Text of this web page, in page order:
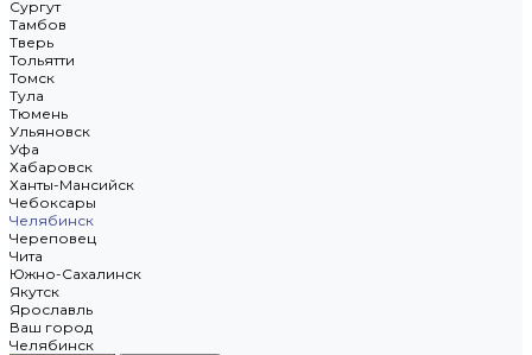
Сургут
Тамбов
Тверь
Тольятти
Томск
Тула
Тюмень
Ульяновск
Уфа
Хабаровск
Ханты-Мансийск
Чебоксары
Челябинск
Череповец
Чита
Южно-Сахалинск
Якутск
Ярославль
Ваш город
Челябинск